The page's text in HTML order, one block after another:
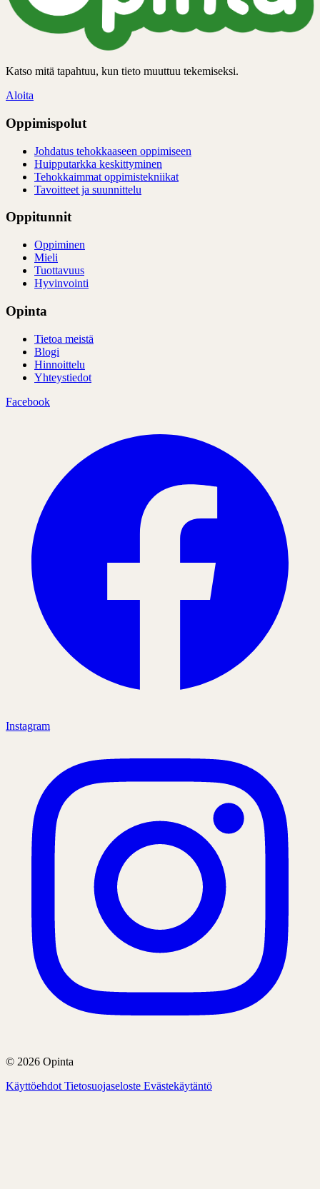
Katso mitä tapahtuu, kun tieto muuttuu tekemiseksi.
Aloita
Oppimispolut
Johdatus tehokkaaseen oppimiseen
Huipputarkka keskittyminen
Tehokkaimmat oppimistekniikat
Tavoitteet ja suunnittelu
Oppitunnit
Oppiminen
Mieli
Tuottavuus
Hyvinvointi
Opinta
Tietoa meistä
Blogi
Hinnoittelu
Yhteystiedot
Facebook
Instagram
© 2026 Opinta
Käyttöehdot Tietosuojaseloste Evästekäytäntö